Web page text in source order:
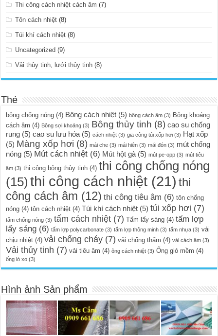
Thi công cách nhiệt cách âm (7)
Tôn cách nhiệt (8)
Túi khí cách nhiệt (8)
Uncategorized (9)
Vải thủy tinh, lưới thủy tinh (8)
Thẻ
bông chống nóng (4) Bông cách nhiệt (5) bông cách âm (3) Bông khoáng
cách âm (4) Bông sợi khoáng (3) Bông thủy tinh (8) cao su chống
rung (5) cao su lưu hóa (5) cách nhiệt (3) gia công túi xốp hơi (3) Hạt xốp
(5) Màng xốp hơi (8) mái che (3) mái hiên (3) mái đón (3) mút chống
nóng (5) Mút cách nhiệt (6) Mút hột gà (5) mút pe-opp (3) mút tiêu
âm (3) thi công bông thủy tinh (4) thi công chống nóng
(15) thi công cách nhiệt (21) thi
công cách âm (12) thi công tiêu âm (6) tôn chống
nóng (4) tôn cách nhiệt (4) Túi khí cách nhiệt (5) túi xốp hơi (7)
tấm chống nóng (3) tấm cách nhiệt (7) Tấm lấy sáng (4) tấm lợp
lấy sáng (6) tấm lợp polycarbonate (3) tấm lợp thông minh (3) tấm nhựa (3) vải
chịu nhiệt (4) vải chống cháy (7) vải chống thấm (4) vải cách âm (3)
Vải thủy tinh (7) vải tiêu âm (4) ông cách nhiệt (3) Ống gió mềm (4)
ống lò xo (3)
Hình ảnh Sản phẩm